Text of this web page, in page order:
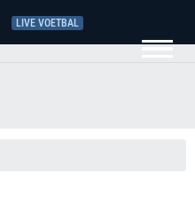
LIVE VOETBAL